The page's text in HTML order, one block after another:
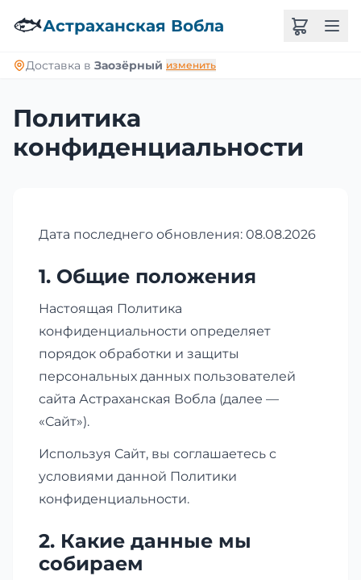
🐟Астраханская Вобла
Доставка в Заозёрный изменить
Политика
конфиденциальности
Дата последнего обновления: 08.08.2026
1. Общие положения
Настоящая Политика
конфиденциальности определяет
порядок обработки и защиты
персональных данных пользователей
сайта Астраханская Вобла (далее —
«Сайт»).
Используя Сайт, вы соглашаетесь с
условиями данной Политики
конфиденциальности.
2. Какие данные мы
собираем